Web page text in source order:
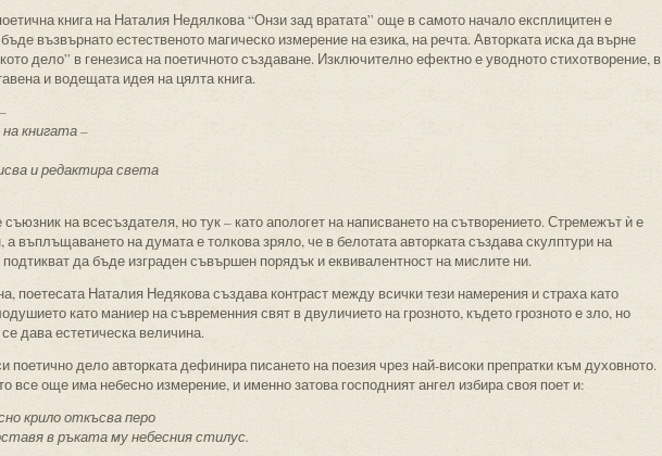
книга на Наталия Недялкова “Онзи зад вратата” още в самото начало експлицитен е
възвърнато естественото магическо измерение на езика, на речта. Авторката иска да върне
дело” в генезиса на поетичното създаване. Изключително ефектно е уводното стихотворение, в
и водещата идея на цялта книга.
книгата –
и редактира света
съюзник на всесъздателя, но тук – като апологет на написването на сътворението. Стремежът ѝ е
а въплъщаването на думата е толкова зряло, че в белотата авторката създава скулптури на
подтикват да бъде изграден съвършен порядък и еквивалентност на мислите ни.
поетесата Наталия Недякова създава контраст между всички тези намерения и страха като
като маниер на съвременния свят в двуличието на грозното, където грозното е зло, но
дава естетическа величина.
поетично дело авторката дефинира писането на поезия чрез най-високи препратки към духовното.
все още има небесно измерение, и именно затова господният ангел избира своя поет и:
крило откъсва перо
в ръката му небесния стилус.